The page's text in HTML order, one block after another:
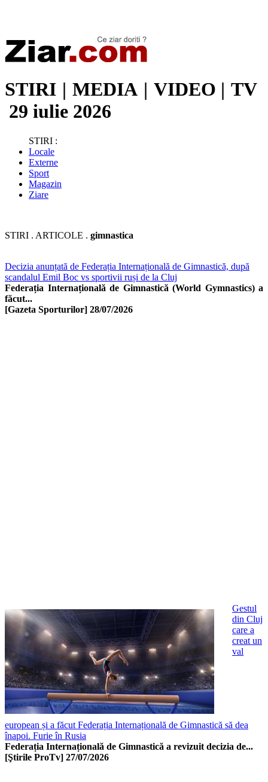
STIRI | MEDIA | VIDEO | TV
29 iulie 2026
STIRI :
Locale
Externe
Sport
Magazin
Ziare
STIRI . ARTICOLE . gimnastica
Decizia anunțată de Federația Internațională de Gimnastică, după
scandalul Emil Boc vs sportivii ruși de la Cluj
Federația Internațională de Gimnastică (World Gymnastics) a
făcut...
[Gazeta Sporturilor] 28/07/2026
Gestul
din Cluj
care a
creat un
val
european și a făcut Federația Internațională de Gimnastică să dea
înapoi. Furie în Rusia
Federația Internațională de Gimnastică a revizuit decizia de...
[Ştirile ProTv] 27/07/2026